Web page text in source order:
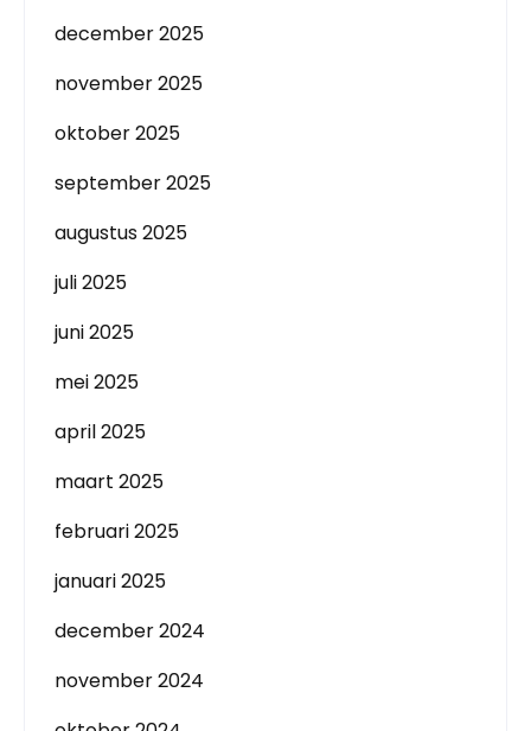
december 2025
november 2025
oktober 2025
september 2025
augustus 2025
juli 2025
juni 2025
mei 2025
april 2025
maart 2025
februari 2025
januari 2025
december 2024
november 2024